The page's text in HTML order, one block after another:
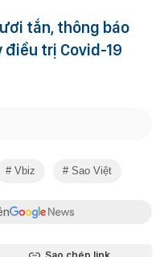
tắn, thông báo
điều trị Covid-19
Vbiz Sao Việt